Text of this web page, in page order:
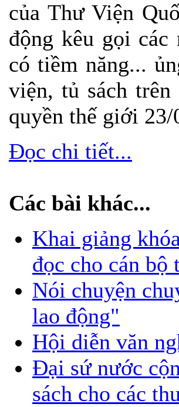
của Thư Viện
động kêu gọi các
có tiềm năng...
viện, tủ sách
quyền thế giới 23/
Đọc chi tiết...
Các bài khác...
Khai giảng
đọc cho cán bộ
Nói chuyện
lao động"
Hội diễn văn
Đại sứ nước
sách cho các